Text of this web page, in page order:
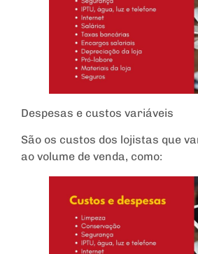
Despesas e custos variáveis
São os custos dos lojistas que
ao volume de venda, como: